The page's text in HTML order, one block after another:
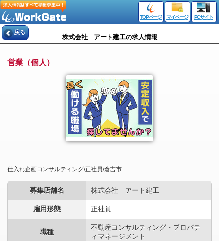
TOPページ マイページ PCサイト
戻る
株式会社 アート建工の求人情報
営業（個人）
仕入れ企画コンサルティング/正社員/倉吉市
募集店舗名 株式会社 アート建工
雇用形態 正社員
職種
不動産コンサルティング・プロパテ
ィマネージメント